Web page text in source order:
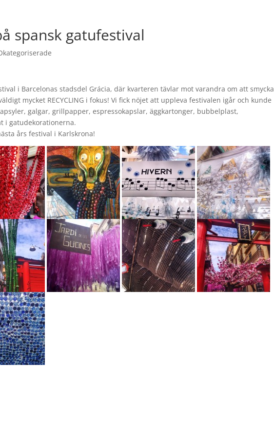
spansk gatufestival
i Barcelonas stadsdel Grácia, där kvarteren tävlar mot varandra om att smycka
mycket RECYCLING i fokus! Vi fick nöjet att uppleva festivalen igår och kunde
galgar, grillpapper, espressokapslar, äggkartonger, bubbelplast,
i gatudekorationerna.
års festival i Karlskrona!